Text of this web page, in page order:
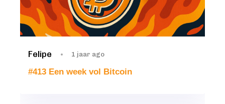
Felipe 1 jaar ago
#413 Een week vol Bitcoin